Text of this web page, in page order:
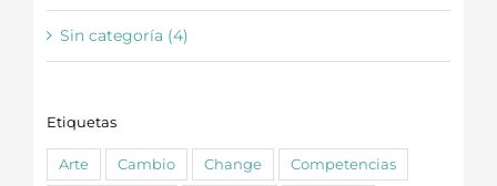
Sin categoría (4)
Etiquetas
Arte Cambio Change Competencias